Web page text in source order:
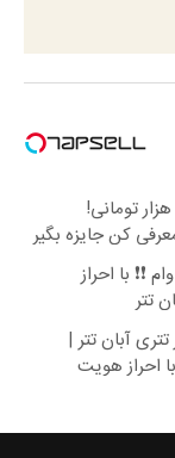
پاداش 250 هزار تومانی!
کن جایزه بگیر
وام ❗❗ با احراز
تتر
هزار تتری آبان تتر |
احراز هویت